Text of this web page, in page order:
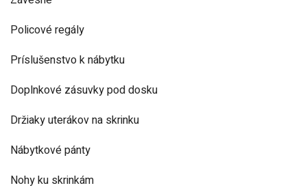
Policové regály
Príslušenstvo k nábytku
Doplnkové zásuvky pod dosku
Držiaky uterákov na skrinku
Nábytkové pánty
Nohy ku skrinkám